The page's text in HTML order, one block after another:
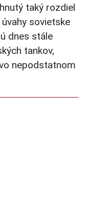
taký rozdiel
sovietske
dnes stále
tankov,
nepodstatnom